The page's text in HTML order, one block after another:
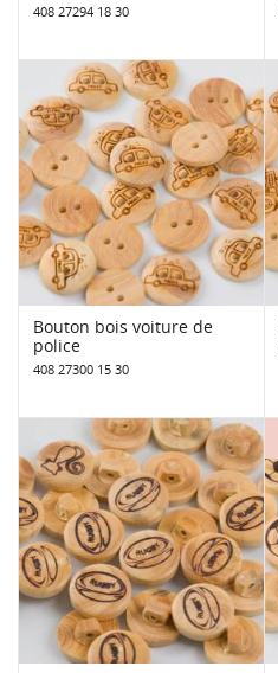
408 27294 18 30
Bouton bois voiture de
police
408 27300 15 30